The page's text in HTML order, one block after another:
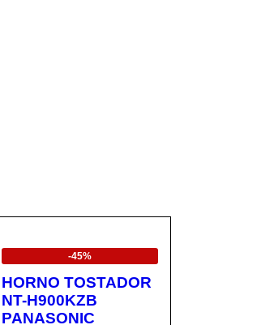
-45%
HORNO TOSTADOR
NT-H900KZB
PANASONIC